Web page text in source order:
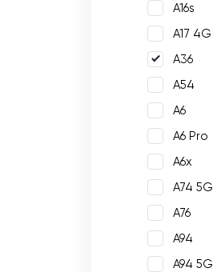
A16s
A17 4G
A36
A54
A6
A6 Pro
A6x
A74 5G
A76
A94
A94 5G